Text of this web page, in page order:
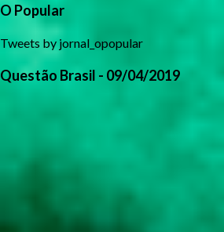
O Popular
Tweets by jornal_opopular
Questão Brasil - 09/04/2019